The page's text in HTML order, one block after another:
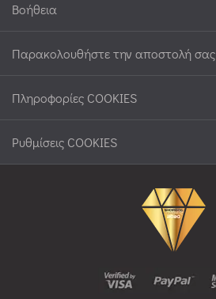
Βοήθεια
Παρακολουθήστε την αποστολή σας
Πληροφορίες COOKIES
Ρυθμίσεις COOKIES